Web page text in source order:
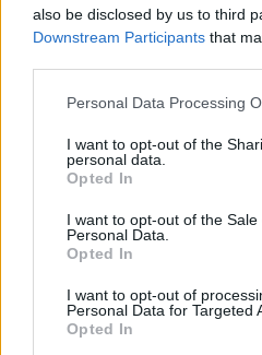
also be disclosed by us to third
Downstream Participants that
Personal Data Processing
I want to opt-out of the
personal data.
Opted In
I want to opt-out of the Sale
Personal Data.
Opted In
I want to opt-out of
Personal Data for Targeted
Opted In